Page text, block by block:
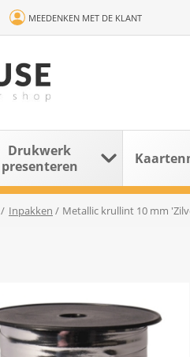
MEEDENKEN MET DE KLANT
Drukwerk
presenteren
/ Inpakken / Metallic krullint 10 mm